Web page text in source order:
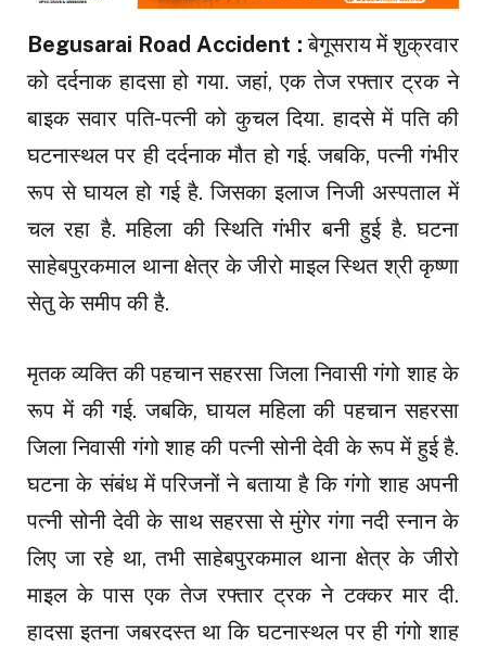
Begusarai Road Accident :बेगूसराय में शुक्रवार
को दर्दनाक हादसा हो गया. जहां, एक तेज रफ्तार ट्रक ने
बाइक सवार पति-पत्नी को कुचल दिया. हादसे में पति की
घटनास्थल पर ही दर्दनाक मौत हो गई. जबकि, पत्नी गंभीर
रूप से घायल हो गई है. जिसका इलाज निजी अस्पताल में
चल रहा है. महिला की स्थिति गंभीर बनी हुई है. घटना
साहेबपुरकमाल थाना क्षेत्र के जीरो माइल स्थित श्री कृष्णा
सेतु के समीप की है.
मृतक व्यक्ति की पहचान सहरसा जिला निवासी गंगो शाह के
रूप में की गई. जबकि, घायल महिला की पहचान सहरसा
जिला निवासी गंगो शाह की पत्नी सोनी देवी के रूप में हुई है.
घटना के संबंध में परिजनों ने बताया है कि गंगो शाह अपनी
पत्नी सोनी देवी के साथ सहरसा से मुंगेर गंगा नदी स्नान के
लिए जा रहे था, तभी साहेबपुरकमाल थाना क्षेत्र के जीरो
माइल के पास एक तेज रफ्तार ट्रक ने टक्कर मार दी.
हादसा इतना जबरदस्त था कि घटनास्थल पर ही गंगो शाह